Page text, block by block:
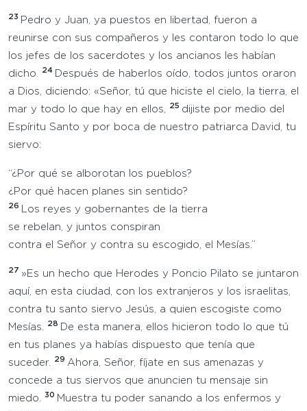
23 Pedro y Juan, ya puestos en libertad, fueron a
reunirse con sus compañeros y les contaron todo lo que
los jefes de los sacerdotes y los ancianos les habían
dicho.
24
Después de haberlos oído, todos juntos oraron
a Dios, diciendo: «Señor, tú que hiciste el cielo, la tierra, el
mar y todo lo que hay en ellos,
25 dijiste por medio del
Espíritu Santo y por boca de nuestro patriarca David, tu
siervo:
“¿Por qué se alborotan los pueblos?
¿Por qué hacen planes sin sentido?
26
Los reyes y gobernantes de la tierra
se rebelan, y juntos conspiran
contra el Señor y contra su escogido, el Mesías.”
27 »Es un hecho que Herodes y Poncio Pilato se juntaron
aquí, en esta ciudad, con los extranjeros y los israelitas,
contra tu santo siervo Jesús, a quien escogiste como
Mesías.
28
De esta manera, ellos hicieron todo lo que tú
en tus planes ya habías dispuesto que tenía que
suceder.
29 Ahora, Señor, fíjate en sus amenazas y
concede a tus siervos que anuncien tu mensaje sin
miedo.
30 Muestra tu poder sanando a los enfermos y